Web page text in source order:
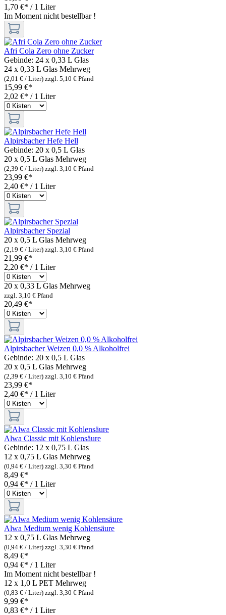
1,70 €* / 1 Liter
Im Moment nicht bestellbar !
Afri Cola Zero ohne Zucker
Gebinde: 24 x 0,33 L Glas
24 x 0,33 L Glas Mehrweg
(2,01 € / Liter) zzgl. 5,10 € Pfand
15,99 €*
2,02 €* / 1 Liter
Alpirsbacher Hefe Hell
Gebinde: 20 x 0,5 L Glas
20 x 0,5 L Glas Mehrweg
(2,39 € / Liter) zzgl. 3,10 € Pfand
23,99 €*
2,40 €* / 1 Liter
Alpirsbacher Spezial
20 x 0,5 L Glas Mehrweg
(2,19 € / Liter) zzgl. 3,10 € Pfand
21,99 €*
2,20 €* / 1 Liter
20 x 0,33 L Glas Mehrweg
zzgl. 3,10 € Pfand
20,49 €*
Alpirsbacher Weizen 0,0 % Alkoholfrei
Gebinde: 20 x 0,5 L Glas
20 x 0,5 L Glas Mehrweg
(2,39 € / Liter) zzgl. 3,10 € Pfand
23,99 €*
2,40 €* / 1 Liter
Alwa Classic mit Kohlensäure
Gebinde: 12 x 0,75 L Glas
12 x 0,75 L Glas Mehrweg
(0,94 € / Liter) zzgl. 3,30 € Pfand
8,49 €*
0,94 €* / 1 Liter
Alwa Medium wenig Kohlensäure
12 x 0,75 L Glas Mehrweg
(0,94 € / Liter) zzgl. 3,30 € Pfand
8,49 €*
0,94 €* / 1 Liter
Im Moment nicht bestellbar !
12 x 1,0 L PET Mehrweg
(0,83 € / Liter) zzgl. 3,30 € Pfand
9,99 €*
0,83 €* / 1 Liter